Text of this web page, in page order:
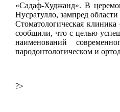
«Садаф-Худжанд». В
Нусратулло, зампред
Стоматологическая
сообщили, что с целью
наименований
пародонтологическом и
?>